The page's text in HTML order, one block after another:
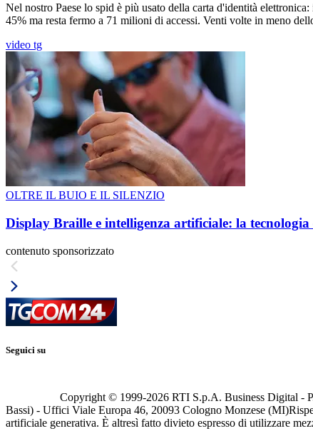
Nel nostro Paese lo spid è più usato della carta d'identità
45% ma resta fermo a 71 milioni di accessi. Venti volte in meno
video tg
OLTRE IL BUIO E IL SILENZIO
Display Braille e intelligenza artificiale: la
contenuto sponsorizzato
Seguici su
Copyright © 1999-2026 RTI S.p.A. Business Digital -
Bassi) - Uffici Viale Europa 46, 20093 Cologno Monzese (MI)
artificiale generativa. È altresì fatto divieto espresso di utilizzare